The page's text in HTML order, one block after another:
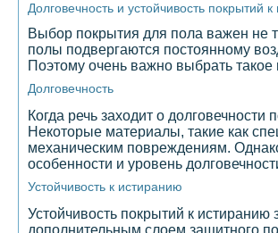
Долговечность и устойчивость покрытий
Выбор покрытия для пола важен не
полы подвергаются постоянному
Поэтому очень важно выбрать такое
Долговечность
Когда речь заходит о
Некоторые материалы, такие как
механическим повреждениям.
особенности и уровень
Устойчивость к истиранию
Устойчивость покрытий к
дополнительным слоем защитного